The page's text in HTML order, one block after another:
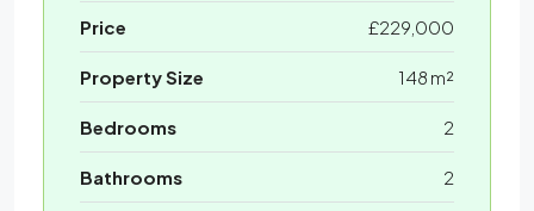
Price £229,000
Property Size 148 m²
Bedrooms 2
Bathrooms 2